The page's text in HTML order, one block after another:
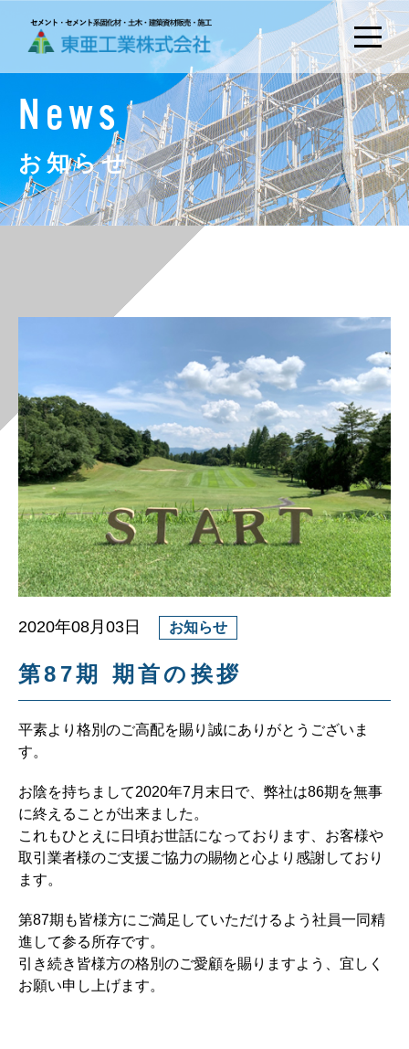
News
お知らせ
2020年08月03日 お知らせ
第87期 期首の挨拶
平素より格別のご高配を賜り誠にありがとうございま
す。
お陰を持ちまして2020年7月末日で、弊社は86期を無事
に終えることが出来ました。
これもひとえに日頃お世話になっております、お客様や
取引業者様のご支援ご協力の賜物と心より感謝しており
ます。
第87期も皆様方にご満足していただけるよう社員一同精
進して参る所存です。
引き続き皆様方の格別のご愛顧を賜りますよう、宜しく
お願い申し上げます。